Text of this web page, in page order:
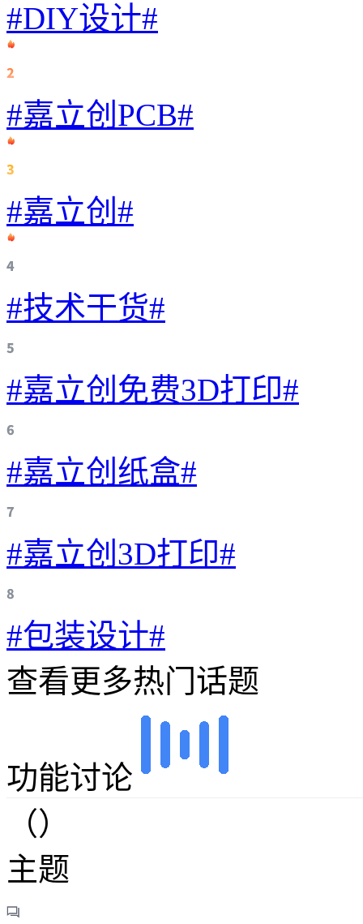
#DIY设计#
#嘉立创PCB#
#嘉立创#
#技术干货#
#嘉立创免费3D打印#
#嘉立创纸盒#
#嘉立创3D打印#
#包装设计#
查看更多热门话题
功能讨论
（）
主题